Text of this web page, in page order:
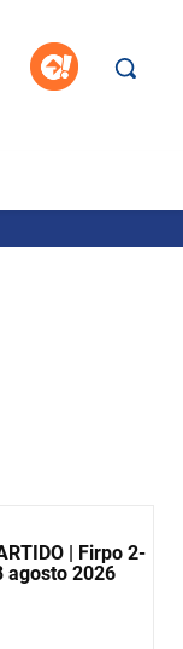
| Firpo 2-
agosto 2026